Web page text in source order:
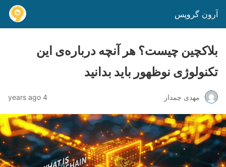
آرون گروپس
بلاکچین چیست؟ هر آنچه درباره‌ی این
تکنولوژی نوظهور باید بدانید
مهدی چمدار 4 years ago